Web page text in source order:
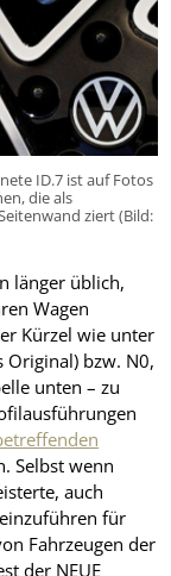
ID.7 ist auf Fotos
die als
ziert (Bild:
länger üblich,
Wagen
Kürzel wie unter
Original) bzw. N0,
unten – zu
Selbst wenn
auch
für
Fahrzeugen der
der NEUE